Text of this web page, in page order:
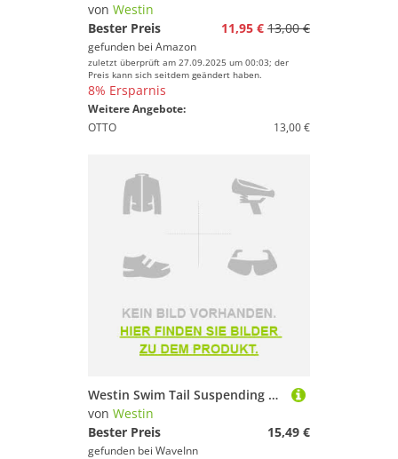
von Westin
Bester Preis
11,95 € 13,00 €
gefunden bei Amazon
zuletzt überprüft am 27.09.2025 um 00:03; der
Preis kann sich seitdem geändert haben.
8% Ersparnis
Weitere Angebote:
OTTO
13,00 €
Westin Swim Tail Suspending Lipless Crankbait 62g 120 Mm Gelb
von Westin
Bester Preis
15,49 €
gefunden bei WaveInn